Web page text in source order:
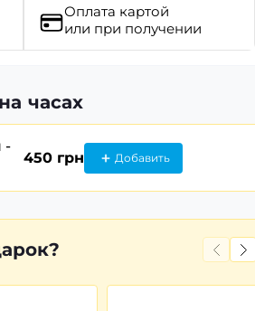
Оплата картой
или при получении
часах
-
450 грн Добавить